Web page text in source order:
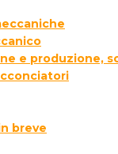
e produzione,
breve